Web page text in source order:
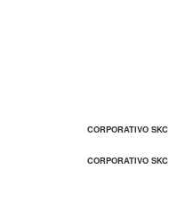
CORPORATIVO SKC
CORPORATIVO SKC